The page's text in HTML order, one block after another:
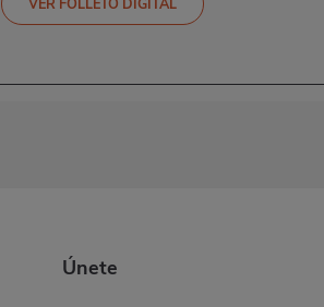
VER FOLLETO DIGITAL
Únete